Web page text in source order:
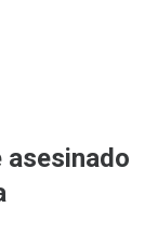
asesinado